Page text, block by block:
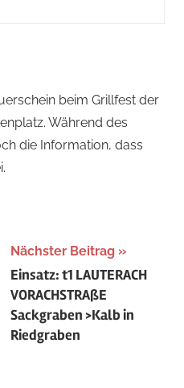
beim Grillfest der
Während des
die Information, dass
Nächster Beitrag
Einsatz: t1 LAUTERACH
VORACHSTRAßE
Sackgraben >Kalb in
Riedgraben